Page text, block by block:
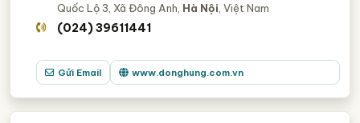
Quốc Lộ 3, Xã Đông Anh, Hà Nội , Việt Nam
(024) 39611441
Gửi Email www.donghung.com.vn